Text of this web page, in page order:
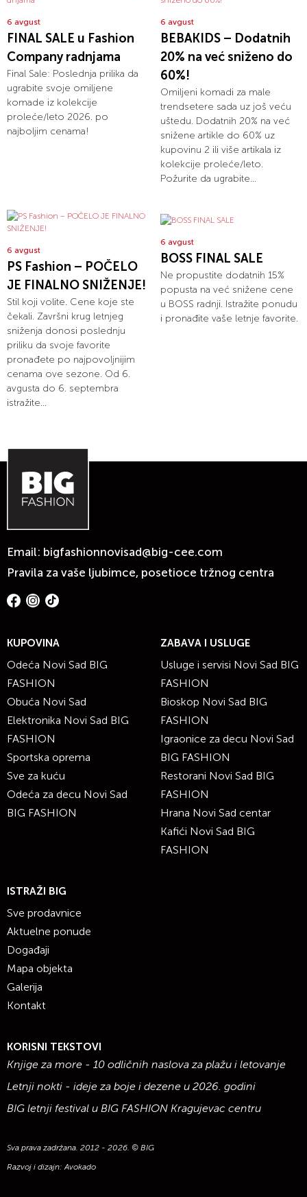
6 avgust
FINAL SALE u Fashion
Company radnjama
Final Sale: Poslednja prilika da
ugrabite svoje omiljene
komade iz kolekcije
proleće/leto 2026. po
najboljim cenama!
6 avgust
BEBAKIDS – Dodatnih
20% na već sniženo do
60%!
Omiljeni komadi za male
trendsetere sada uz još veću
uštedu. Dodatnih 20% na već
snižene artikle do 60% uz
kupovinu 2 ili više artikala iz
kolekcije proleće/leto.
Požurite da ugrabite...
6 avgust
PS Fashion – POČELO
JE FINALNO SNIŽENJE!
Stil koji volite. Cene koje ste
čekali. Završni krug letnjeg
sniženja donosi poslednju
priliku da svoje favorite
pronađete po najpovoljnijim
cenama ove sezone. Od 6.
avgusta do 6. septembra
istražite...
6 avgust
BOSS FINAL SALE
Ne propustite dodatnih 15%
popusta na već snižene cene
u BOSS radnji. Istražite ponudu
i pronađite vaše letnje favorite.
Email: bigfashionnovisad@big-cee.com
Pravila za vaše ljubimce, posetioce tržnog centra
KUPOVINA
Odeća Novi Sad BIG
FASHION
Obuća Novi Sad
Elektronika Novi Sad BIG
FASHION
Sportska oprema
Sve za kuću
Odeća za decu Novi Sad
BIG FASHION
ZABAVA I USLUGE
Usluge i servisi Novi Sad BIG
FASHION
Bioskop Novi Sad BIG
FASHION
Igraonice za decu Novi Sad
BIG FASHION
Restorani Novi Sad BIG
FASHION
Hrana Novi Sad centar
Kafići Novi Sad BIG
FASHION
ISTRAŽI BIG
Sve prodavnice
Aktuelne ponude
Događaji
Mapa objekta
Galerija
Kontakt
KORISNI TEKSTOVI
Knjige za more - 10 odličnih naslova za plažu i letovanje
Letnji nokti - ideje za boje i dezene u 2026. godini
BIG letnji festival u BIG FASHION Kragujevac centru
Sva prava zadržana. 2012 - 2026. © BIG
Razvoj i dizajn:Avokado